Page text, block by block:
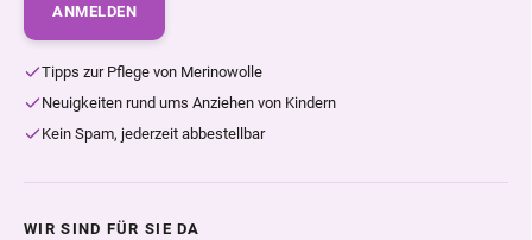
ANMELDEN
Tipps zur Pflege von Merinowolle
Neuigkeiten rund ums Anziehen von Kindern
Kein Spam, jederzeit abbestellbar
WIR SIND FÜR SIE DA